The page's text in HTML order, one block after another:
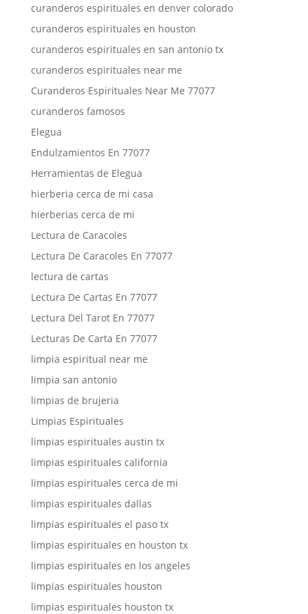
curanderos espirituales en denver colorado
curanderos espirituales en houston
curanderos espirituales en san antonio tx
curanderos espirituales near me
Curanderos Espirituales Near Me 77077
curanderos famosos
Elegua
Endulzamientos En 77077
Herramientas de Elegua
hierberia cerca de mi casa
hierberias cerca de mi
Lectura de Caracoles
Lectura De Caracoles En 77077
lectura de cartas
Lectura De Cartas En 77077
Lectura Del Tarot En 77077
Lecturas De Carta En 77077
limpia espiritual near me
limpia san antonio
limpias de brujeria
Limpias Espirituales
limpias espirituales austin tx
limpias espirituales california
limpias espirituales cerca de mi
limpias espirituales dallas
limpias espirituales el paso tx
limpias espirituales en houston tx
limpias espirituales en los angeles
limpias espirituales houston
limpias espirituales houston tx